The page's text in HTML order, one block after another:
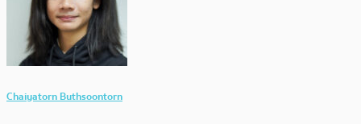
Chaiyatorn Buthsoontorn